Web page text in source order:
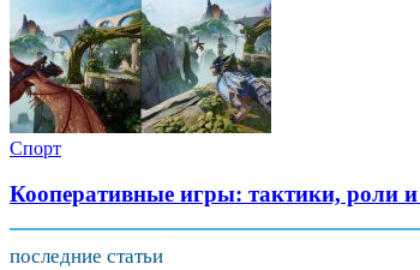
Спорт
Кооперативные игры: тактики, роли
последние статьи